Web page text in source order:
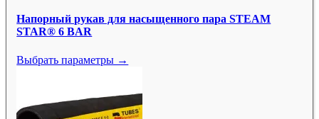
Напорный рукав для насыщенного пара STEAM
STAR® 6 BAR
Выбрать параметры →